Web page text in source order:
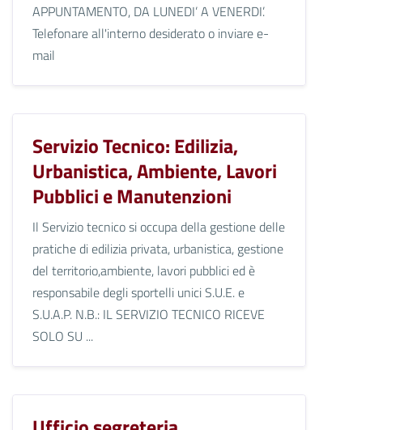
APPUNTAMENTO, DA LUNEDI’ A VENERDI’.
Telefonare all'interno desiderato o inviare e-
mail
Servizio Tecnico: Edilizia,
Urbanistica, Ambiente, Lavori
Pubblici e Manutenzioni
Il Servizio tecnico si occupa della gestione delle
pratiche di edilizia privata, urbanistica, gestione
del territorio,ambiente, lavori pubblici ed è
responsabile degli sportelli unici S.U.E. e
S.U.A.P. N.B.: IL SERVIZIO TECNICO RICEVE
SOLO SU ...